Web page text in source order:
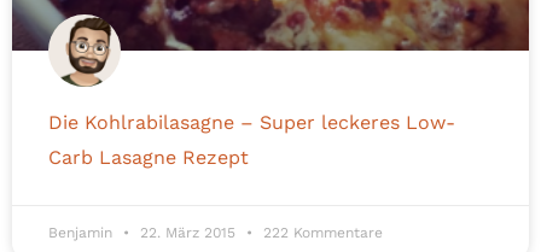
Die Kohlrabilasagne – Super leckeres Low-
Carb Lasagne Rezept
Benjamin 22. März 2015 222 Kommentare